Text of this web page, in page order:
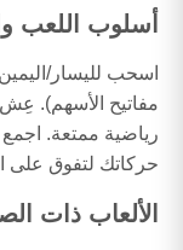
أسلوب اللعب
مفاتيح الأسهم). عِش
رياضية ممتعة. اجمع
حركاتك لتفوق على
الألعاب ذات